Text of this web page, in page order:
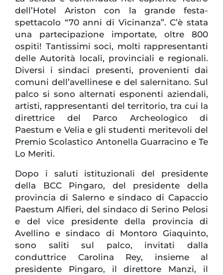
dell’Hotel Ariston con la grande festa-
spettacolo “70 anni di Vicinanza”. C’è stata
una partecipazione importate, oltre 800
ospiti! Tantissimi soci, molti rappresentanti
delle Autorità locali, provinciali e regionali.
Diversi i sindaci presenti, provenienti dai
comuni dell’avellinese e del salernitano. Sul
palco si sono alternati esponenti aziendali,
artisti, rappresentanti del territorio, tra cui la
direttrice del Parco Archeologico di
Paestum e Velia e gli studenti meritevoli del
Premio Scolastico Antonella Guarracino e Te
Lo Meriti.
Dopo i saluti istituzionali del presidente
della BCC Pingaro, del presidente della
provincia di Salerno e sindaco di Capaccio
Paestum Alfieri, del sindaco di Serino Pelosi
e del vice presidente della provincia di
Avellino e sindaco di Montoro Giaquinto,
sono saliti sul palco, invitati dalla
conduttrice Carolina Rey, insieme al
presidente Pingaro, il direttore Manzi, il